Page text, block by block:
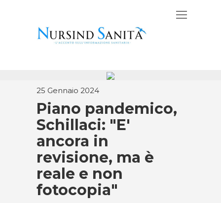
25 Gennaio 2024
Piano pandemico,
Schillaci: "E'
ancora in
revisione, ma è
reale e non
fotocopia"